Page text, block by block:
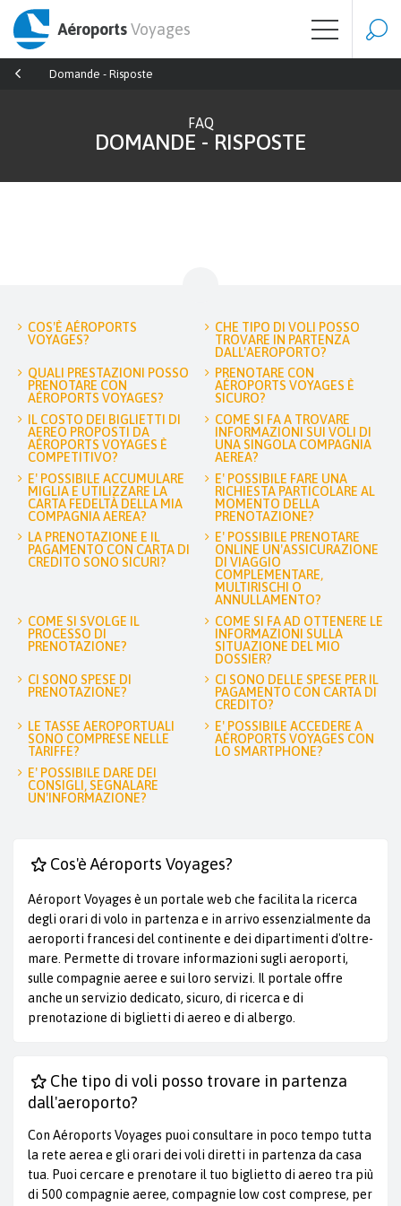
AéroportsVoyages
Domande - Risposte
FAQ
DOMANDE - RISPOSTE
COS'È AÉROPORTS
VOYAGES?
CHE TIPO DI VOLI POSSO
TROVARE IN PARTENZA
DALL'AEROPORTO?
QUALI PRESTAZIONI POSSO
PRENOTARE CON
AÉROPORTS VOYAGES?
PRENOTARE CON
AÉROPORTS VOYAGES È
SICURO?
IL COSTO DEI BIGLIETTI DI
AEREO PROPOSTI DA
AÉROPORTS VOYAGES È
COMPETITIVO?
COME SI FA A TROVARE
INFORMAZIONI SUI VOLI DI
UNA SINGOLA COMPAGNIA
AEREA?
E' POSSIBILE ACCUMULARE
MIGLIA E UTILIZZARE LA
CARTA FEDELTÀ DELLA MIA
COMPAGNIA AEREA?
E' POSSIBILE FARE UNA
RICHIESTA PARTICOLARE AL
MOMENTO DELLA
PRENOTAZIONE?
LA PRENOTAZIONE E IL
PAGAMENTO CON CARTA DI
CREDITO SONO SICURI?
E' POSSIBILE PRENOTARE
ONLINE UN'ASSICURAZIONE
DI VIAGGIO
COMPLEMENTARE,
MULTIRISCHI O
ANNULLAMENTO?
COME SI SVOLGE IL
PROCESSO DI
PRENOTAZIONE?
COME SI FA AD OTTENERE LE
INFORMAZIONI SULLA
SITUAZIONE DEL MIO
DOSSIER?
CI SONO SPESE DI
PRENOTAZIONE?
CI SONO DELLE SPESE PER IL
PAGAMENTO CON CARTA DI
CREDITO?
LE TASSE AEROPORTUALI
SONO COMPRESE NELLE
TARIFFE?
E' POSSIBILE ACCEDERE A
AÉROPORTS VOYAGES CON
LO SMARTPHONE?
E' POSSIBILE DARE DEI
CONSIGLI, SEGNALARE
UN'INFORMAZIONE?
Cos'è Aéroports Voyages?
Aéroport Voyages è un portale web che facilita la ricerca
degli orari di volo in partenza e in arrivo essenzialmente da
aeroporti francesi del continente e dei dipartimenti d'oltre-
mare. Permette di trovare informazioni sugli aeroporti,
sulle compagnie aeree e sui loro servizi. Il portale offre
anche un servizio dedicato, sicuro, di ricerca e di
prenotazione di biglietti di aereo e di albergo.
Che tipo di voli posso trovare in partenza
dall'aeroporto?
Con Aéroports Voyages puoi consultare in poco tempo tutta
la rete aerea e gli orari dei voli diretti in partenza da casa
tua. Puoi cercare e prenotare il tuo biglietto di aereo tra più
di 500 compagnie aeree, compagnie low cost comprese, per